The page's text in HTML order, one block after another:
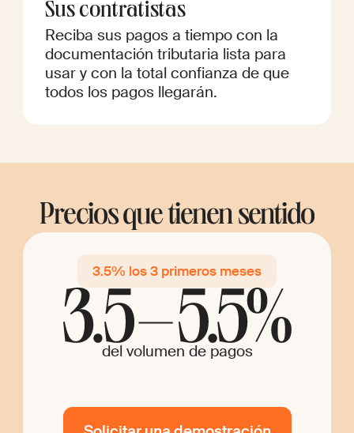
Sus contratistas
Reciba sus pagos a tiempo con la
documentación tributaria lista para
usar y con la total confianza de que
todos los pagos llegarán.
Precios que tienen sentido
3.5% los 3 primeros meses
del volumen de pagos